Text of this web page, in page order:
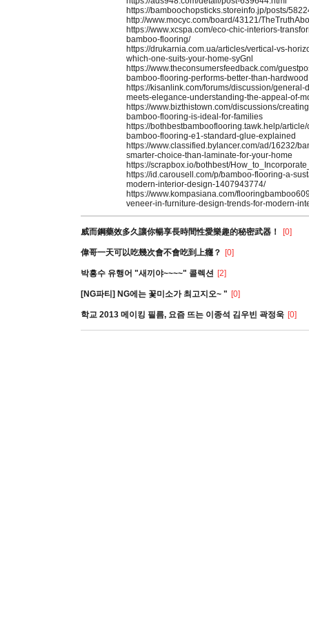
https://bamboochopsticks.storeinfo.jp/posts/
http://www.mocyc.com/board/43121/
https://www.xcspa.com/eco-chic-interiors-
bamboo-flooring/
https://drukarnia.com.ua/articles/vertical-vs-
which-one-suits-your-home-syGnl
https://www.theconsumersfeedback.com/
bamboo-flooring-performs-better-than-hardwood
https://kisanlink.com/forums/discussion/
meets-elegance-understanding-the-appeal-of-
https://www.bizthistown.com/discussions/
bamboo-flooring-is-ideal-for-families
https://bothbestbambooflooring.tawk.help/
bamboo-flooring-e1-standard-glue-explained
https://www.classified.bylancer.com/ad/16232/
smarter-choice-than-laminate-for-your-home
https://scrapbox.io/bothbest/
https://id.carousell.com/p/bamboo-flooring-a-
modern-interior-design-1407943774/
https://www.kompasiana.com/
veneer-in-furniture-design-trends-for-modern-
威而鋼藥效多久讓你暢享長時間性愛樂趣的秘密武器！ [0]
偉哥一天可以吃幾次會不會吃到上癮？ [0]
박흥수 유행어 "새끼야~~~~" 콜렉션 [2]
[NG파티] NG에는 꽃미소가 최고지오~ " [0]
학교 2013 메이킹 필름, 요즘 뜨는 이종석 김우빈 곽정욱 [0]